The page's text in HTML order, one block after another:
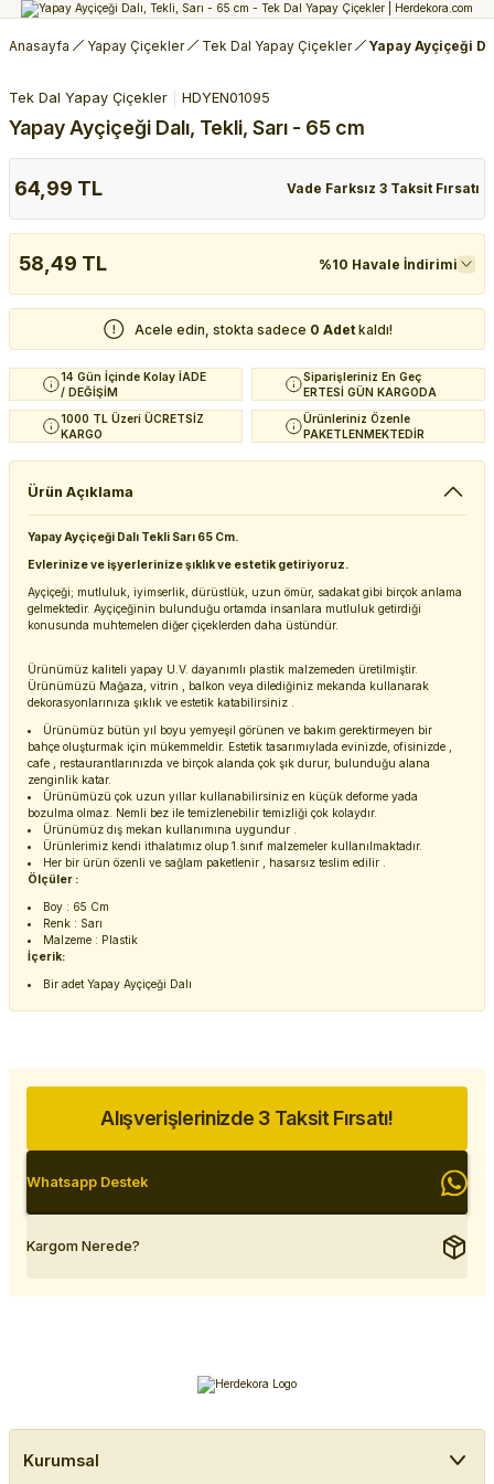
Anasayfa Yapay Çiçekler Tek Dal Yapay Çiçekler Yapay Ayçiçeği
Tek Dal Yapay Çiçekler HDYEN01095
Yapay Ayçiçeği Dalı, Tekli, Sarı - 65 cm
64,99 TL Vade Farksız 3 Taksit Fırsatı
58,49 TL %10 Havale İndirimi
Acele edin, stokta sadece 0 Adet kaldı!
14 Gün İçinde Kolay İADE
/ DEĞİŞİM
Siparişleriniz En Geç
ERTESİ GÜN KARGODA
1000 TL Üzeri ÜCRETSİZ
KARGO
Ürünleriniz Özenle
PAKETLENMEKTEDİR
Ürün Açıklama
Yapay Ayçiçeği Dalı Tekli Sarı 65 Cm.
Evlerinize ve işyerlerinize şıklık ve estetik getiriyoruz.
Ayçiçeği; mutluluk, iyimserlik, dürüstlük, uzun ömür, sadakat gibi birçok anlama
gelmektedir. Ayçiçeğinin bulunduğu ortamda insanlara mutluluk getirdiği
konusunda muhtemelen diğer çiçeklerden daha üstündür.
Ürünümüz kaliteli yapay U.V. dayanımlı plastik malzemeden üretilmiştir.
Ürünümüzü Mağaza, vitrin , balkon veya dilediğiniz mekanda kullanarak
dekorasyonlarınıza şıklık ve estetik katabilirsiniz .
Ürünümüz bütün yıl boyu yemyeşil görünen ve bakım gerektirmeyen bir
bahçe oluşturmak için mükemmeldir. Estetik tasarımıylada evinizde, ofisinizde ,
cafe , restaurantlarınızda ve birçok alanda çok şık durur, bulunduğu alana
zenginlik katar.
Ürünümüzü çok uzun yıllar kullanabilirsiniz en küçük deforme yada
bozulma olmaz. Nemli bez ile temizlenebilir temizliği çok kolaydır.
Ürünümüz dış mekan kullanımına uygundur .
Ürünlerimiz kendi ithalatımız olup 1.sınıf malzemeler kullanılmaktadır.
Her bir ürün özenli ve sağlam paketlenir , hasarsız teslim edilir .
Ölçüler :
Boy : 65 Cm
Renk : Sarı
Malzeme : Plastik
İçerik:
Bir adet Yapay Ayçiçeği Dalı
Alışverişlerinizde 3 Taksit Fırsatı!
Whatsapp Destek
Kargom Nerede?
Kurumsal